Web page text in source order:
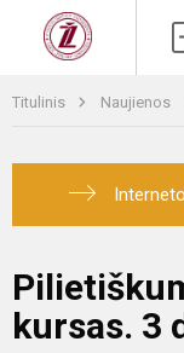
Titulinis Naujienos
kursas. 3